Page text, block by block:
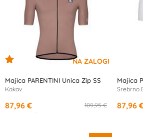
Majica PARENTINI Unica Zip SS
Kakav
109,95 €
87,96 €
/mesec
Majica
Srebrno
87,96